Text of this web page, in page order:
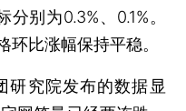
别为0.3%、0.1%。
环比涨幅保持平稳。
研究院发布的数据显